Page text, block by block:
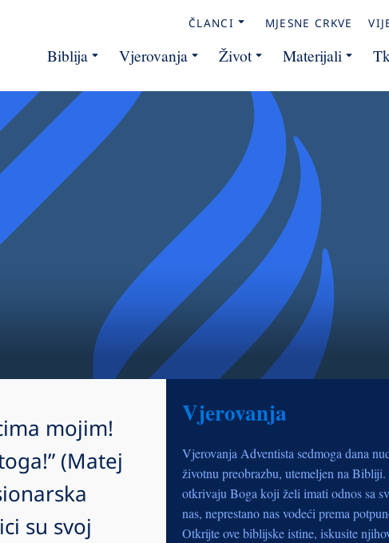
ČLANCI MJESNE CRKVE
Biblija Vjerovanja Život Materijali
mojim!
(Matej
su svoj
Vjerovanja
Vjerovanja Adventista sedmoga dana
životnu preobrazbu, utemeljen na Bibliji.
otkrivaju Boga koji želi imati odnos sa
nas, neprestano nas vodeći prema
Otkrijte ove biblijske istine, iskusite